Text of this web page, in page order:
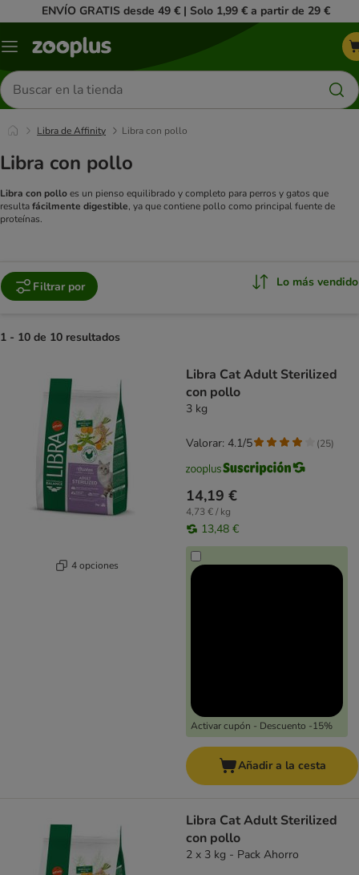
ENVÍO GRATIS desde 49 € | Solo 1,99 € a partir de 29 €
Menú
Buscar
productos
Libra de Affinity Libra con pollo
Libra con pollo
Libra con polloes un pienso equilibrado y completo para perros y gatos que
resultafácilmente digestible, ya que contiene pollo como principal fuente de
proteínas.
Filtrar por Lo más vendido
1 - 10 de 10 resultados
4 opciones
Libra Cat Adult Sterilized
con pollo
3 kg
14,19 €
4,73 € / kg
13,48 €
Activar cupón - Descuento -15%
Valorar: 4.1/5 (25)
Añadir a la cesta
Libra Cat Adult Sterilized
con pollo
2 x 3 kg - Pack Ahorro